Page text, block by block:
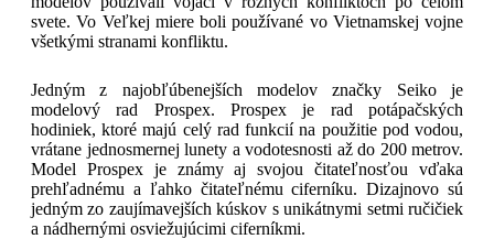
svete. Vo Veľkej miere boli používané vo Vietnamskej vojne
všetkými stranami konfliktu.
Jedným z najobľúbenejších modelov značky Seiko je
modelový rad Prospex. Prospex je rad potápačských
hodiniek, ktoré majú celý rad funkcií na použitie pod vodou,
vrátane jednosmernej lunety a vodotesnosti až do 200 metrov.
Model Prospex je známy aj svojou čitateľnosťou vďaka
prehľadnému a ľahko čitateľnému ciferníku. Dizajnovo sú
jedným zo zaujímavejších kúskov s unikátnymi setmi ručičiek
a nádhernými osviežujúcimi ciferníkmi.